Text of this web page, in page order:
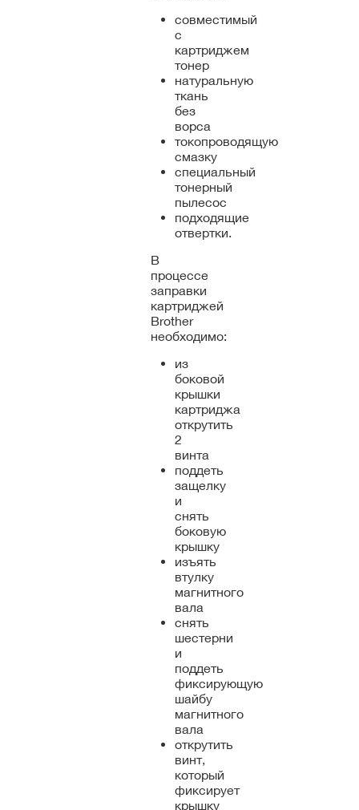
совместимый
с
картриджем
тонер
натуральную
ткань
без
ворса
токопроводящую
смазку
специальный
тонерный
пылесос
подходящие
отвертки.
В
процессе
заправки
картриджей
Brother
необходимо:
из
боковой
крышки
картриджа
открутить
2
винта
поддеть
защелку
и
снять
боковую
крышку
изъять
втулку
магнитного
вала
снять
шестерни
и
поддеть
фиксирующую
шайбу
магнитного
вала
открутить
винт,
который
фиксирует
крышку